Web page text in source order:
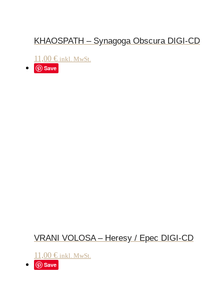
KHAOSPATH – Synagoga Obscura DIGI-CD
11,00 € inkl. MwSt.
Save
VRANI VOLOSA – Heresy / Epec DIGI-CD
11,00 € inkl. MwSt.
Save